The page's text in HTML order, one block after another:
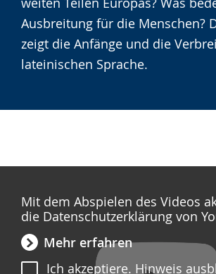
angezeigt.
Ausbreitung für die Menschen?
zeigt die Anfänge und die
lateinischen Sprache.
Mit dem Abspielen des Videos
die Datenschutzerklärung von
Mehr erfahren
Ich akzeptiere. Hinweis